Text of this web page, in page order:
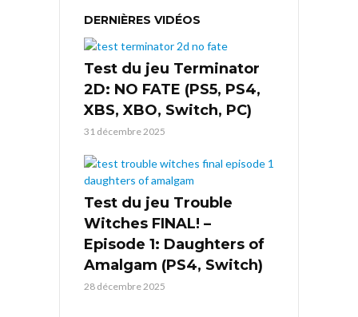
DERNIÈRES VIDÉOS
Test du jeu Terminator
2D: NO FATE (PS5, PS4,
XBS, XBO, Switch, PC)
31 décembre 2025
Test du jeu Trouble
Witches FINAL! –
Episode 1: Daughters of
Amalgam (PS4, Switch)
28 décembre 2025